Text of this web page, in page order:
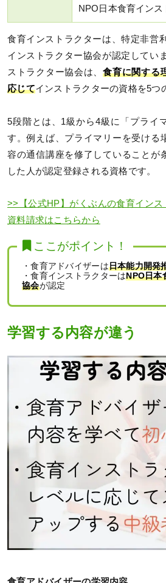
NPO日本食育イン
食育インストラクターは、特定非営
インストラクター協会が認定してい
ストラクター協会は、食育に関する
応じてインストラクターの資格を5つ
5段階とは、1級から4級に「プライ
す。例えば、プライマリーを受ける
容の通信講座を修了していることが
した人が認定登録される資格です。
>>【公式HP】がくぶんの食育イン
資料請求はこちらから
ここがポイント！
・食育アドバイザーは日本能力開発
・食育インストラクターはNPO日本
協会が認定
学習する内容が違う